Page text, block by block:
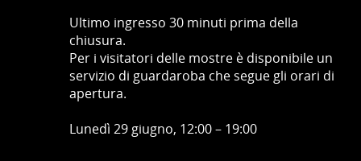
Ultimo ingresso 30 minuti prima della
chiusura.
Per i visitatori delle mostre è disponibile un
servizio di guardaroba che segue gli orari di
apertura.
Lunedì 29 giugno, 12:00 – 19:00